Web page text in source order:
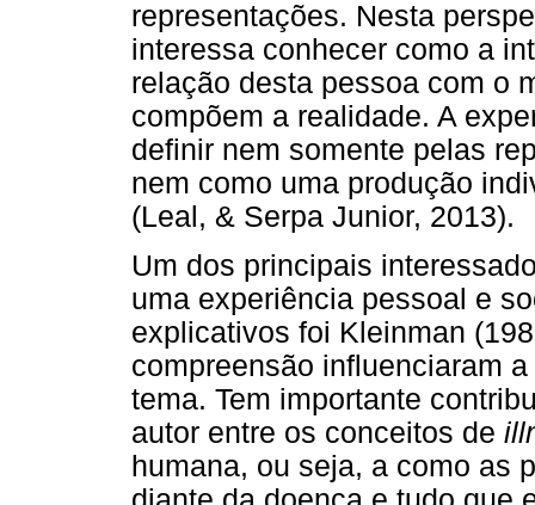
representações. Nesta
interessa conhecer como a
relação desta pessoa com o
compõem a realidade. A
definir nem somente pelas
nem como uma produção
(Leal, & Serpa Junior, 2013).
Um dos principais
uma experiência pessoal e
explicativos foi Kleinman
compreensão influenciaram
tema. Tem importante
autor entre os conceitos de
humana, ou seja, a como as